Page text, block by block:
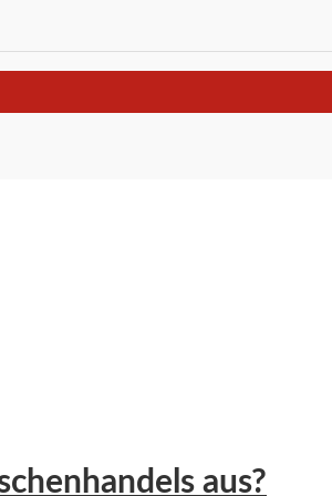
aus?